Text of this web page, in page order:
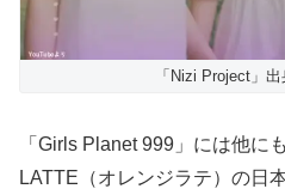
「Nizi Project」出
「Girls Planet 999」には他に
LATTE（オレンジラテ）の日